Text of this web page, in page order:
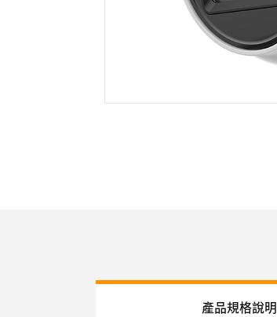
產品規格說明